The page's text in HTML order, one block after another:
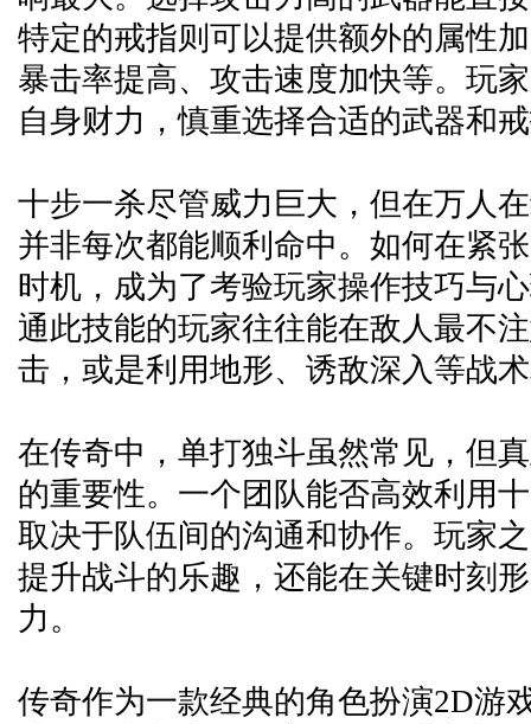
特定的戒指则可以提供额外的属性
暴击率提高、攻击速度加快等。玩
自身财力，慎重选择合适的武器和
十步一杀尽管威力巨大，但在万人
并非每次都能顺利命中。如何在紧
时机，成为了考验玩家操作技巧与
通此技能的玩家往往能在敌人最不
击，或是利用地形、诱敌深入等战
在传奇中，单打独斗虽然常见，但
的重要性。一个团队能否高效利用
取决于队伍间的沟通和协作。玩家
提升战斗的乐趣，还能在关键时刻
力。
传奇作为一款经典的角色扮演2D游